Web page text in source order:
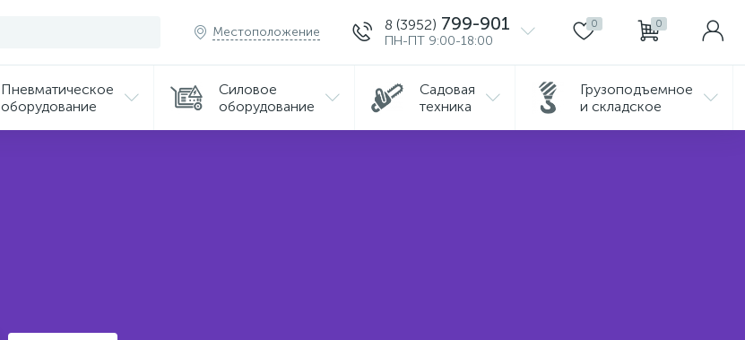
Местоположение 8 (3952) 799-901
ПН-ПТ 9:00-18:00
0 0
Пневматическое
оборудование
Силовое
оборудование
Садовая
техника
Грузоподъемное
и складское